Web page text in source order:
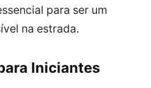
para ser um
na estrada.
Iniciantes